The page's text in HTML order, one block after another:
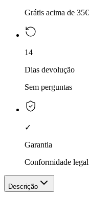
Grátis acima de 35€
14
Dias devolução
Sem perguntas
✓
Garantia
Conformidade legal
Descrição